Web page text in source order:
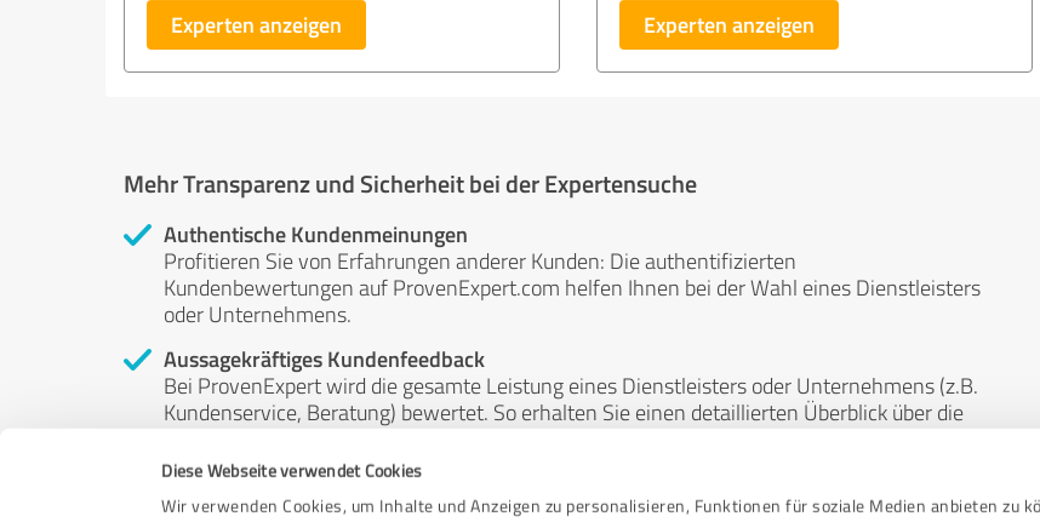
Diese Webseite verwendet Cookies
Wir verwenden Cookies, um Inhalte und Anzeigen zu personalisieren, Funktionen für soziale Medien anbieten zu
Experten anzeigen Experten anzeigen
Mehr Transparenz und Sicherheit bei der Expertensuche
Authentische Kundenmeinungen
Profitieren Sie von Erfahrungen anderer Kunden: Die authentifizierten
Kundenbewertungen auf ProvenExpert.com helfen Ihnen bei der Wahl eines Dienstleisters
oder Unternehmens.
Aussagekräftiges Kundenfeedback
Bei ProvenExpert wird die gesamte Leistung eines Dienstleisters oder Unternehmens (z.B.
Kundenservice, Beratung) bewertet. So erhalten Sie einen detaillierten Überblick über die
Unabhängige Bewertungen
ProvenExpert ist grundsätzlich kostenlos, unabhängig und neutral. Bewertungen von